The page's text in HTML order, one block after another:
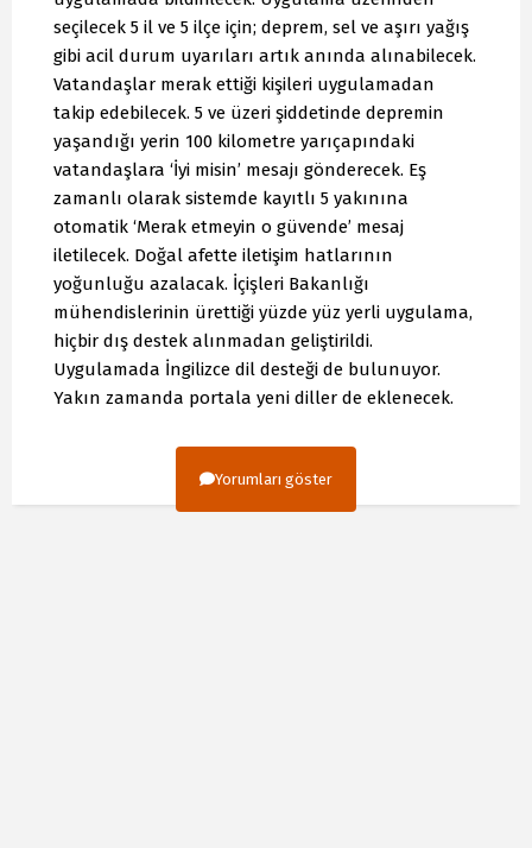
seçilecek 5 il ve 5 ilçe için; deprem, sel ve aşırı yağış
gibi acil durum uyarıları artık anında alınabilecek.
Vatandaşlar merak ettiği kişileri uygulamadan
takip edebilecek. 5 ve üzeri şiddetinde depremin
yaşandığı yerin 100 kilometre yarıçapındaki
vatandaşlara ‘İyi misin’ mesajı gönderecek. Eş
zamanlı olarak sistemde kayıtlı 5 yakınına
otomatik ‘Merak etmeyin o güvende’ mesaj
iletilecek. Doğal afette iletişim hatlarının
yoğunluğu azalacak. İçişleri Bakanlığı
mühendislerinin ürettiği yüzde yüz yerli uygulama,
hiçbir dış destek alınmadan geliştirildi.
Uygulamada İngilizce dil desteği de bulunuyor.
Yakın zamanda portala yeni diller de eklenecek.
Yorumları göster